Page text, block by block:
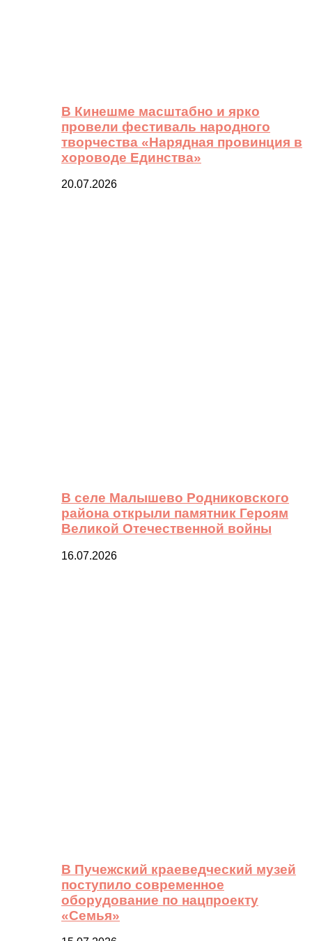
В Кинешме масштабно и ярко
провели фестиваль народного
творчества «Нарядная провинция в
хороводе Единства»
20.07.2026
В селе Малышево Родниковского
района открыли памятник Героям
Великой Отечественной войны
16.07.2026
В Пучежский краеведческий музей
поступило современное
оборудование по нацпроекту
«Семья»